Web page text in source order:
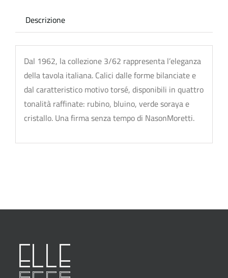
Descrizione
Dal 1962, la collezione 3/62 rappresenta l’eleganza
della tavola italiana. Calici dalle forme bilanciate e
dal caratteristico motivo torsé, disponibili in quattro
tonalità raffinate: rubino, bluino, verde soraya e
cristallo. Una firma senza tempo di NasonMoretti.